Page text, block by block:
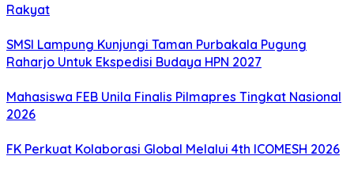
Rakyat
SMSI Lampung Kunjungi Taman Purbakala Pugung
Raharjo Untuk Ekspedisi Budaya HPN 2027
Mahasiswa FEB Unila Finalis Pilmapres Tingkat Nasional
2026
FK Perkuat Kolaborasi Global Melalui 4th ICOMESH 2026